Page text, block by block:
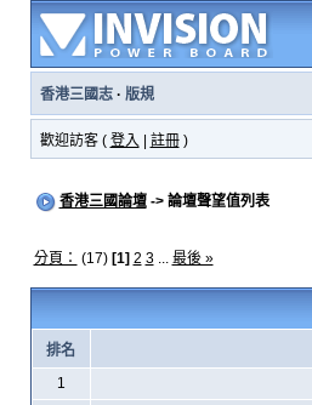
香港三國志· 版規
歡迎訪客 ( 登入 註冊)
香港三國論壇-> 論壇聲望值列表
分頁： (17) [1] 2 3... 最後 »
排名
1